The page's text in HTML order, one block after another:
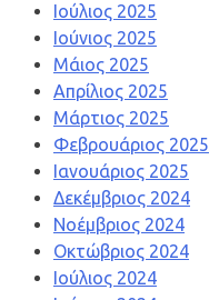
Ιούλιος 2025
Ιούνιος 2025
Μάιος 2025
Απρίλιος 2025
Μάρτιος 2025
Φεβρουάριος 2025
Ιανουάριος 2025
Δεκέμβριος 2024
Νοέμβριος 2024
Οκτώβριος 2024
Ιούλιος 2024